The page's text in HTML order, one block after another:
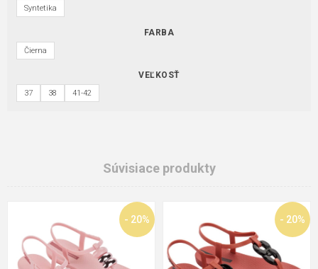
Syntetika
FARBA
Čierna
VEĽKOSŤ
37 38 41-42
Súvisiace produkty
- 20% - 20%